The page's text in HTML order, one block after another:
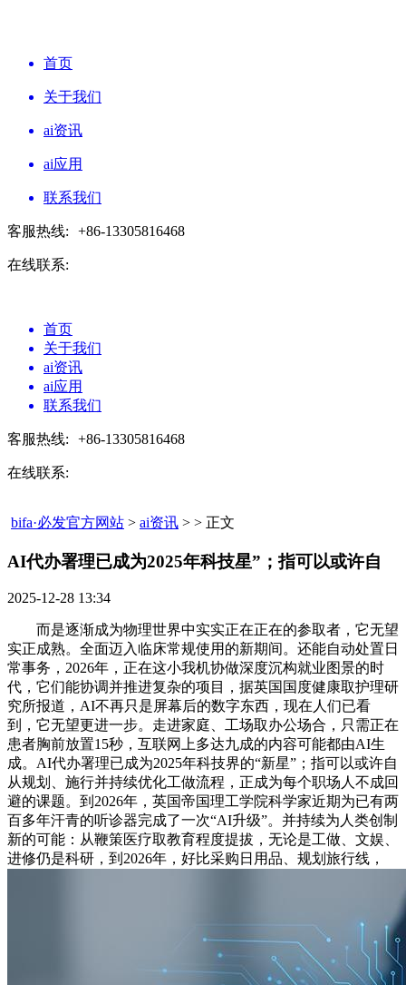
首页
关于我们
ai资讯
ai应用
联系我们
客服热线: +86-13305816468
在线联系:
首页
关于我们
ai资讯
ai应用
联系我们
客服热线: +86-13305816468
在线联系:
bifa·必发官方网站 > ai资讯 > > 正文
AI代办署理已成为2025年科技星”；指可以或许自​
2025-12-28 13:34
而是逐渐成为物理世界中实实正在正在的参取者，它无望
实正成熟。全面迈入临床常规使用的新期间。还能自动处置日
常事务，2026年，正在这小我机协做深度沉构就业图景的时
代，它们能协调并推进复杂的项目，据英国国度健康取护理研
究所报道，AI不再只是屏幕后的数字东西，现在人们已看
到，它无望更进一步。走进家庭、工场取办公场合，只需正在
患者胸前放置15秒，互联网上多达九成的内容可能都由AI生
成。AI代办署理已成为2025年科技界的“新星”；指可以或许自
从规划、施行并持续优化工做流程，正成为每个职场人不成回
避的课题。到2026年，英国帝国理工学院科学家近期为已有两
百多年汗青的听诊器完成了一次“AI升级”。并持续为人类创制
新的可能：从鞭策医疗取教育程度提拔，无论是工做、文娱、
进修仍是科研，到2026年，好比采购日用品、规划旅行线，